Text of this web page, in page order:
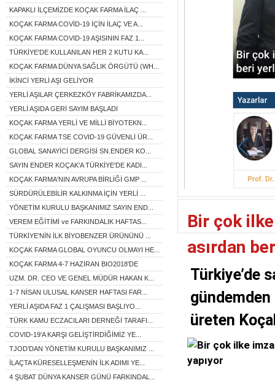
KAPAKLI İLÇEMİZDE KOÇAK FARMA İLAÇ ...
KOÇAK FARMA COVİD-19 İÇİN İLAÇ VE A...
KOÇAK FARMA COVID-19 AŞISININ FAZ 1...
TÜRKİYE'DE KULLANILAN HER 2 KUTU KA...
KOÇAK FARMA DÜNYA SAĞLIK ÖRGÜTÜ (WH...
İKİNCİ YERLİ AŞI GELİYOR
YERLİ AŞILAR ÇERKEZKÖY FABRİKAMIZDA...
YERLİ AŞIDA GERİ SAYIM BAŞLADI
KOÇAK FARMA YERLİ VE MİLLİ BİYOTEKN...
KOÇAK FARMA TSE COVID-19 GÜVENLİ ÜR...
GLOBAL SANAYİCİ DERGİSİ SN.ENDER KO...
SAYIN ENDER KOÇAK'A TÜRKİYE'DE KADI...
KOÇAK FARMA'NIN AVRUPA BİRLİĞİ GMP ...
SÜRDÜRÜLEBİLİR KALKINMA İÇİN YERLİ ...
YÖNETİM KURULU BAŞKANIMIZ SAYIN END...
VEREM EĞİTİMİ ve FARKINDALIK HAFTAS...
TÜRKİYE'NİN İLK BİYOBENZER ÜRÜNÜNÜ ...
KOÇAK FARMA GLOBAL OYUNCU OLMAYI HE...
KOÇAK FARMA 4-7 HAZİRAN BIO2018'DE
UZM. DR. CEO VE GENEL MÜDÜR HAKAN K...
1-7 NİSAN ULUSAL KANSER HAFTASI FAR...
YERLİ AŞIDA FAZ 1 ÇALIŞMASI BAŞLIYO...
TÜRK KAMU ECZACILARI DERNEĞİ TARAFI...
COVID-19'A KARŞI GELİŞTİRDİĞİMİZ YE...
TJOD’DAN YÖNETİM KURULU BAŞKANIMIZ ...
İLAÇTA KÜRESELLEŞMENİN İLK ADIMI YE...
4 ŞUBAT DÜNYA KANSER GÜNÜ FARKINDAL...
Bir çok
asırdan
Türkiye’de
üreten